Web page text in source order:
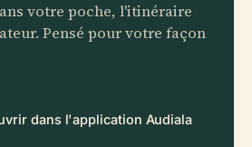
votre poche, l'itinéraire
Pensé pour votre façon
dans l'application Audiala